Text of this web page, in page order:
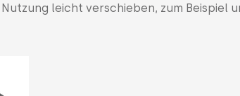
leicht verschieben, zum Beispiel